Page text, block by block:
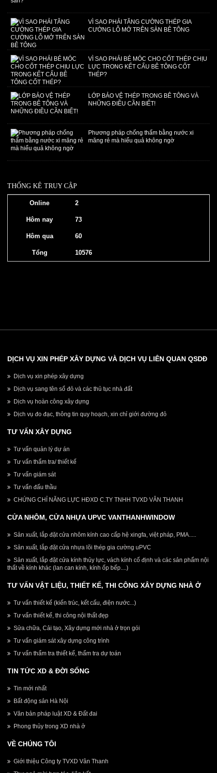
VÌ SAO PHẢI TĂNG CƯỜNG THÉP GIA
CƯỜNG LỖ MỞ TRÊN SÀN BÊ TÔNG
VÌ SAO PHẢI BẺ MÓC CHO CỐT THÉP CHỊU
LỰC TRONG KẾT CẤU BÊ TÔNG CỐT
THÉP?
LỚP BẢO VỆ THÉP TRONG BÊ TÔNG VÀ
NHỮNG ĐIỀU CẦN BIẾT!
Phương pháp chống thấm bằng nước xi
măng rẻ mà hiểu quả không ngờ
THỐNG KÊ TRUY CẬP
Online 2
Hôm nay 73
Hôm qua 60
Tổng 10576
DỊCH VỤ XIN PHÉP XÂY DỰNG VÀ DỊCH VỤ LIÊN QUAN QSDĐ
Dịch vụ xin phép xây dựng
Dịch vụ sang tên sổ đỏ và các thủ tục nhà đất
Dịch vụ hoàn công xây dựng
Dịch vụ đo đạc, thông tin quy hoạch, xin chỉ giới đường đỏ
TƯ VẤN XÂY DỰNG
Tư vấn quản lý dự án
Tư vấn thẩm tra/ thiết kế
Tư vấn giám sát
Tư vấn đấu thầu
CHỨNG CHỈ NĂNG LỰC HĐXD C.TY TNHH TVXD VÂN THANH
CỬA NHÔM, CỬA NHỰA UPVC VANTHANHWINDOW
Sản xuất, lắp đặt cửa nhôm kính cao cấp hệ xingfa, việt pháp, PMA.....
Sản xuất, lắp đặt cửa nhựa lõi thép gia cường uPVC
Sản xuất, lắp đặt cửa kính thủy lực, vách kính cố định và các sản phẩm nội
thất về kính khác (lan can kính, kính ốp bếp....)
TƯ VẤN VẬT LIỆU, THIẾT KẾ, THI CÔNG XÂY DỰNG NHÀ Ở
Tư vấn thiết kế (kiến trúc, kết cấu, điện nước...)
Tư vấn thiết kế, thi công nội thất đẹp
Sửa chữa, Cải tạo, Xây dựng mới nhà ở trọn gói
Tư vấn giám sát xây dựng công trình
Tư vấn thẩm tra thiết kế, thẩm tra dự toán
TIN TỨC XD & ĐỜI SỐNG
Tin mới nhất
Bất động sản Hà Nội
Văn bản pháp luật XD & Đất đai
Phong thủy trong XD nhà ở
VỀ CHÚNG TÔI
Giới thiệu Công ty TVXD Vân Thanh